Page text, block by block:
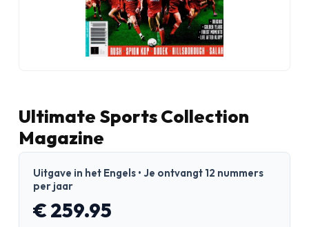
Ultimate Sports Collection
Magazine
Uitgave in het Engels • Je ontvangt 12 nummers
per jaar
€ 259.95